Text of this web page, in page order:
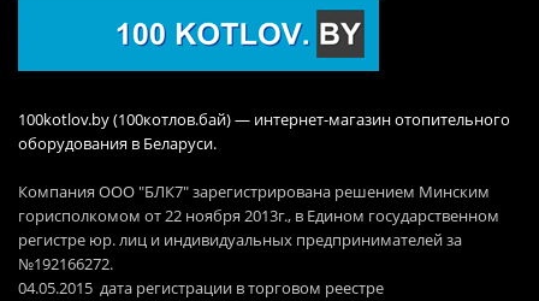
100kotlov.by (100котлов.бай) — интернет-магазин отопительного
оборудования в Беларуси.
Компания ООО "БЛК7" зарегистрирована решением Минским
горисполкомом от 22 ноября 2013г., в Едином государственном
регистре юр. лиц и индивидуальных предпринимателей за
№192166272.
04.05.2015 дата регистрации в торговом реестре